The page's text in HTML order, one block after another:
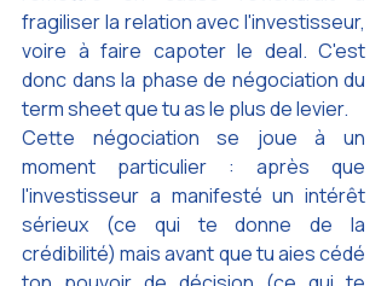
fragiliser la relation avec l'investisseur,
voire à faire capoter le deal. C'est
donc dans la phase de négociation du
term sheet que tu as le plus de levier.
Cette négociation se joue à un
moment particulier : après que
l'investisseur a manifesté un intérêt
sérieux (ce qui te donne de la
crédibilité) mais avant que tu aies cédé